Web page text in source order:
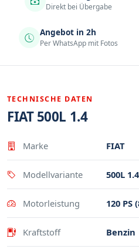
Direkt bei Übergabe
Angebot in 2h
Per WhatsApp mit Fotos
TECHNISCHE DATEN
FIAT 500L 1.4
Eigenschaft
Marke FIAT
Modellvariante 500L 1.4
Motorleistung 120 PS
Kraftstoff Benzin